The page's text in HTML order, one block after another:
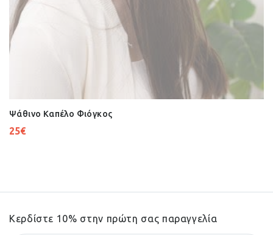
Ψάθινο Καπέλο Φιόγκος
25€
Κερδίστε 10% στην πρώτη σας παραγγελία